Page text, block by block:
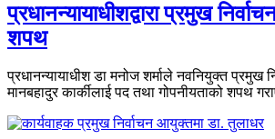
प्रधानन्यायाधीशद्वारा प्रमुख
शपथ
प्रधानन्यायाधीश डा मनोज शर्माले नवनियुक्त प्रमुख
मानबहादुर कार्कीलाई पद तथा गोपनीयताको शपथ